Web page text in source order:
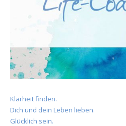
Klarheit finden.
Dich und dein Leben lieben.
Glücklich sein.